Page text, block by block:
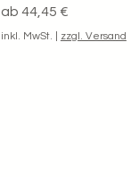
ab 44,45 €
Sale-Preis
inkl. MwSt. zzgl. Versand